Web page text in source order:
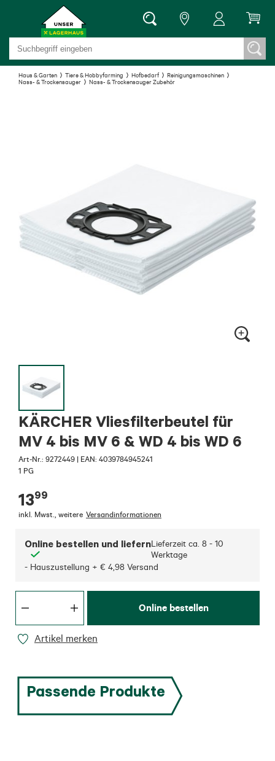
Haus & Garten Tiere & Hobbyfarming Hofbedarf
Reinigungsmaschinen
Nass- & Trockensauger
Nass- & Trockensauger Zubehör
KÄRCHER Vliesfilterbeutel für
MV 4 bis MV 6 & WD 4 bis WD 6
Art-Nr.: 9272449 | EAN: 4039784945241
1 PG
1399
inkl. Mwst. weitere Versandinformationen
Online bestellen und liefernLieferzeit ca. 8 - 10
Werktage
- Hauszustellung + € 4,98 Versand
Online bestellen
Artikel merken
Passende Produkte